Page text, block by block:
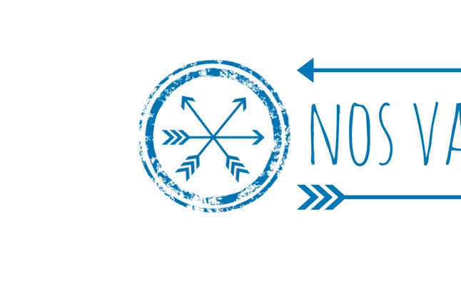
Nos Vamos de Rutica
Un blog de viajes donde se comparte experiencias, trucos y consejos.